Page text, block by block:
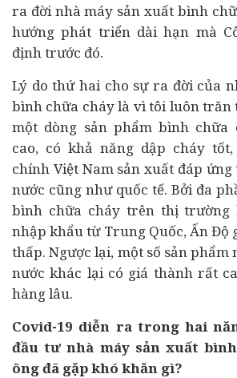
ra đời nhà máy sản xuất bình
hướng phát triển dài hạn mà
định trước đó.
Lý do thứ hai cho sự ra đời của
bình chữa cháy là vì tôi luôn trăn
một dòng sản phẩm bình chữa
cao, có khả năng dập cháy
chính Việt Nam sản xuất đáp
nước cũng như quốc tế. Bởi đa
bình chữa cháy trên thị trường
nhập khẩu từ Trung Quốc, Ấn Độ
thấp. Ngược lại, một số sản phẩm
nước khác lại có giá thành rất
hàng lâu.
Covid-19 diễn ra trong hai
đầu tư nhà máy sản xuất
ông đã gặp khó khăn gì?